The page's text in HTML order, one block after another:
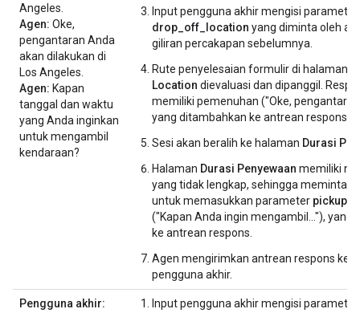
Angeles.
Agen: Oke,
pengantaran Anda
akan dilakukan di
Los Angeles.
Agen: Kapan
tanggal dan waktu
yang Anda inginkan
untuk mengambil
kendaraan?
Input pengguna akhir mengisi parameter
drop_off_location yang diminta oleh
giliran percakapan sebelumnya.
Rute penyelesaian formulir di halaman
Location dievaluasi dan dipanggil.
memiliki pemenuhan ("Oke, pengantaran
yang ditambahkan ke antrean respons.
Sesi akan beralih ke halaman Durasi
Halaman Durasi Penyewaan memiliki
yang tidak lengkap, sehingga meminta
untuk memasukkan parameter
("Kapan Anda ingin mengambil..."), yang
ke antrean respons.
Agen mengirimkan antrean respons
pengguna akhir.
Pengguna akhir:
Input pengguna akhir mengisi parameter